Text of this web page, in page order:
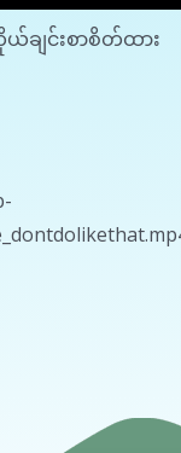
င်းစာစိတ်ထား